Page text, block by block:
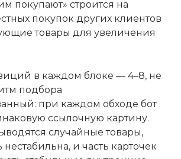
покупают» строится на
покупок других клиентов
товары для увеличения
в каждом блоке — 4–8, не
подбора
при каждом обходе бот
ссылочную картину.
случайные товары,
нестабильна, и часть карточек